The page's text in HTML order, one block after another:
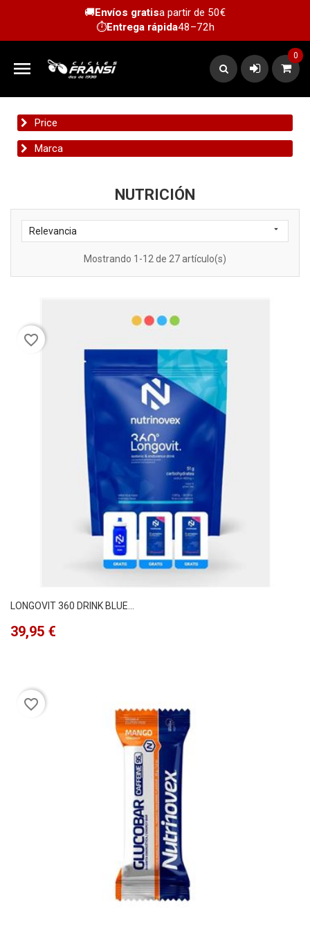
🚚Envíos gratisa partir de 50€
⏱️Entrega rápida48–72h

0
Price
Marca
NUTRICIÓN
Relevancia 
Mostrando 1-12 de 27 artículo(s)
favorite_border
LONGOVIT 360 DRINK BLUE...
Precio
39,95 €
favorite_border